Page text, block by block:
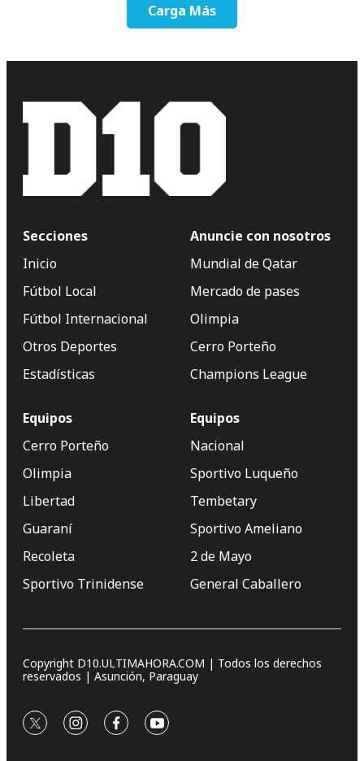
Carga Más
Secciones
Inicio
Fútbol Local
Fútbol Internacional
Otros Deportes
Estadísticas
Anuncie con nosotros
Mundial de Qatar
Mercado de pases
Olimpia
Cerro Porteño
Champions League
Equipos
Cerro Porteño
Olimpia
Libertad
Guaraní
Recoleta
Sportivo Trinidense
Equipos
Nacional
Sportivo Luqueño
Tembetary
Sportivo Ameliano
2 de Mayo
General Caballero
Copyright D10.ULTIMAHORA.COM | Todos los derechos
reservados | Asunción, Paraguay
twitterinstagram
facebookyoutube